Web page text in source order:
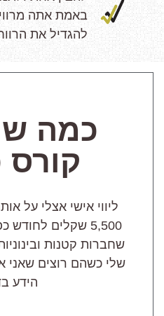
באמת אתה
להגדיל את
כמה
קורס
ליווי אישי אצלי על
שחברות קטנות
שלי כשהם רוצים שאני
הידע